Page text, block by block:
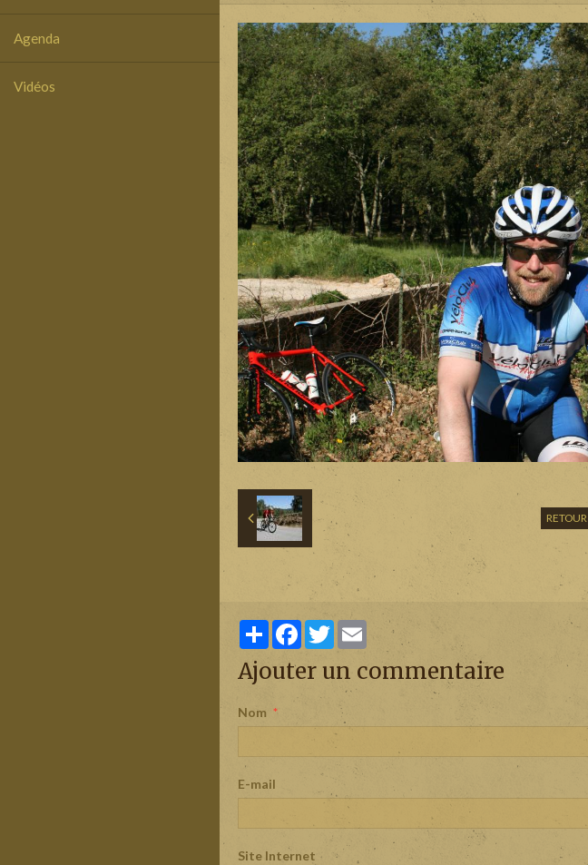
Agenda
Vidéos
RETOUR
PartagerFacebook
TwitterEmail
Ajouter un commentaire
Nom
E-mail
Site Internet